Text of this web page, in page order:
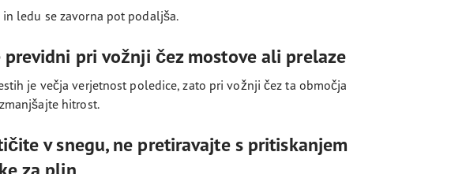
in ledu se zavorna pot podaljša.
previdni pri vožnji čez mostove ali prelaze
je večja verjetnost poledice, zato pri vožnji čez ta območja
hitrost.
v snegu, ne pretiravajte s pritiskanjem